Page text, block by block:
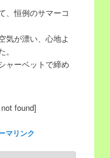
、恒例のサマーコ
気が漂い、心地よ
ャーベットで締め
found]
マリンク